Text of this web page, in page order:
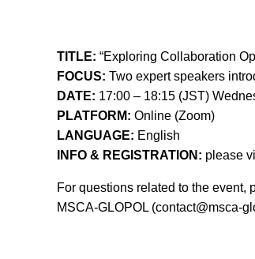
TITLE: “Exploring Collaboration
FOCUS: Two expert speakers
DATE: 17:00 – 18:15 (JST)
PLATFORM: Online (Zoom)
LANGUAGE: English
INFO & REGISTRATION: please
For questions related to the event,
MSCA-GLOPOL (contact@msca-